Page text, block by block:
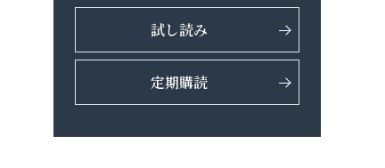
試し読み
定期購読